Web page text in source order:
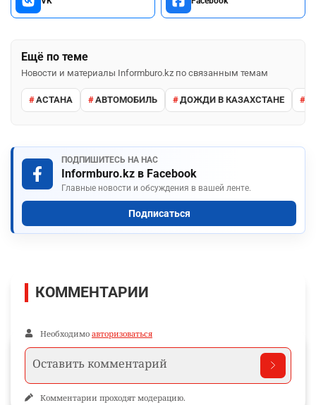
Ещё по теме
Новости и материалы Informburo.kz по связанным темам
АСТАНА АВТОМОБИЛЬ ДОЖДИ В КАЗАХСТАНЕ
ПОДПИШИТЕСЬ НА НАС
Informburo.kz в Facebook
Главные новости и обсуждения в вашей ленте.
Подписаться
КОММЕНТАРИИ
Необходимо авторизоваться
Комментарии проходят модерацию.